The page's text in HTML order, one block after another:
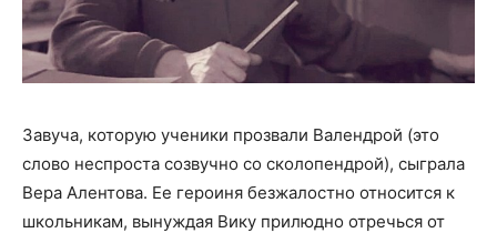
Завуча, которую ученики прозвали Валендрой (это
слово неспроста созвучно со сколопендрой), сыграла
Вера Алентова. Ее героиня безжалостно относится к
школьникам, вынуждая Вику прилюдно отречься от